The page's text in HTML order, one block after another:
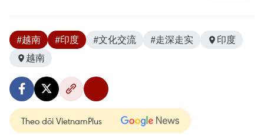
#越南 #印度 #文化交流 #走深走实
印度
越南
Theo dõi VietnamPlus